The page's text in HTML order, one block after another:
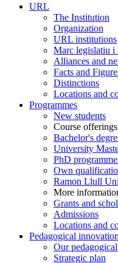
URL
The Institution
Organization
URL institutions
Marc legislatiu i
Alliances and
Facts and
Distinctions
Locations and
Programmes
New students
Course offerings
Bachelor's
University
PhD
Own
Ramon Llull
More
Grants and
Admissions
Locations and
Pedagogical
Our
Strategic plan